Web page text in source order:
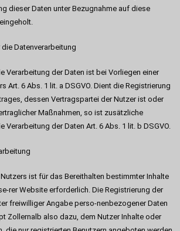
dieser Daten unter Bezugnahme auf diese
Datenverarbeitung
Verarbeitung der Daten ist bei Vorliegen einer
Art. 6 Abs. 1 lit. a DSGVO. Dient die Registrierung
dessen Vertragspartei der Nutzer ist oder
Maßnahmen, so ist zusätzliche
Verarbeitung der Daten Art. 6 Abs. 1 lit. b DSGVO.
ist für das Bereithalten bestimmter Inhalte
rer Website erforderlich. Die Registrierung der
freiwilliger Angabe perso-nenbezogener Daten
Zollernalb also dazu, dem Nutzer Inhalte oder